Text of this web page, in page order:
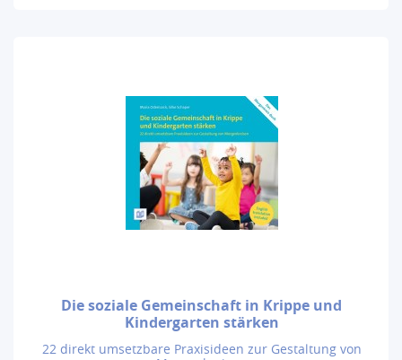
Die soziale Gemeinschaft in Krippe und
Kindergarten stärken
22 direkt umsetzbare Praxisideen zur Gestaltung von